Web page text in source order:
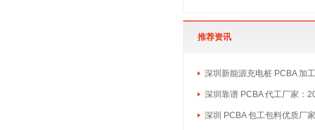
推荐资讯
深圳新能源充电桩 PCBA 加
深圳靠谱 PCBA 代工厂家：
深圳 PCBA 包工包料优质厂